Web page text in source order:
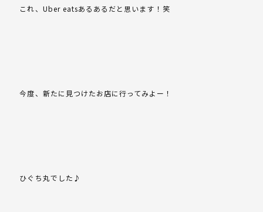
これ、Uber eatsあるあるだと思います！笑
今度、新たに見つけたお店に行ってみよー！
ひぐち丸でした♪